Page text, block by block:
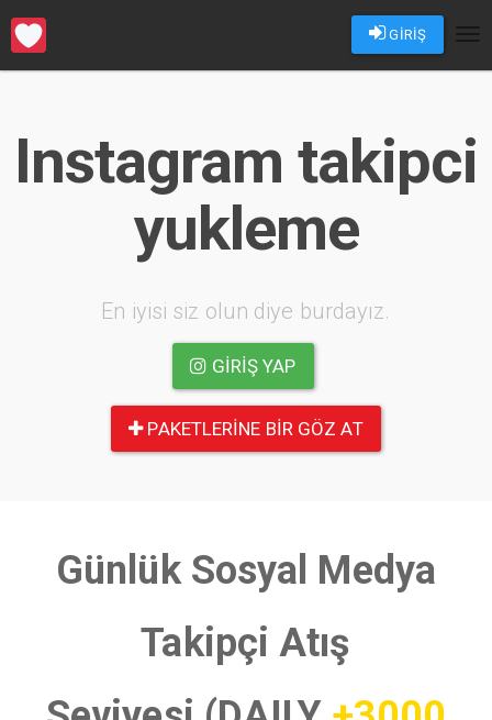
GİRİŞ
Instagram takipci
yukleme
En iyisi siz olun diye burdayız.
GIRIŞ YAP
PAKETLERINE BIR GÖZ AT
Günlük Sosyal Medya
Takipçi Atış